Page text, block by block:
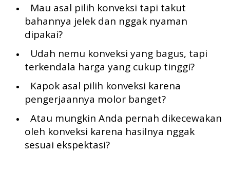
Mau asal pilih konveksi tapi takut
bahannya jelek dan nggak nyaman
dipakai?
Udah nemu konveksi yang bagus, tapi
terkendala harga yang cukup tinggi?
Kapok asal pilih konveksi karena
pengerjaannya molor banget?
Atau mungkin Anda pernah dikecewakan
oleh konveksi karena hasilnya nggak
sesuai ekspektasi?